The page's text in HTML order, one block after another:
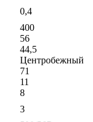
0,4
400
56
44,5
Центробежный
71
11
8
3